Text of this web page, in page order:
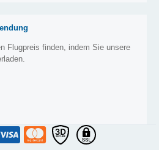
Flugpreis finden, indem Sie unsere